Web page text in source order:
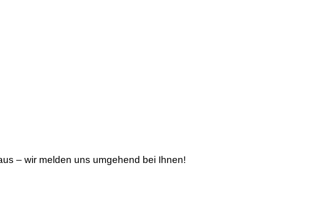
– wir melden uns umgehend bei Ihnen!